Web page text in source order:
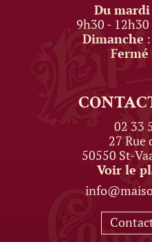
Du
9h30 -
Dimanche
02 33
27 Rue
50550 St-
Voir le